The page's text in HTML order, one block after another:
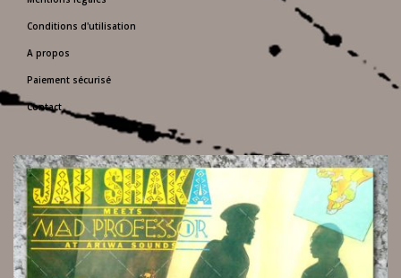
Conditions d'utilisation
A propos
Paiement sécurisé
Contact